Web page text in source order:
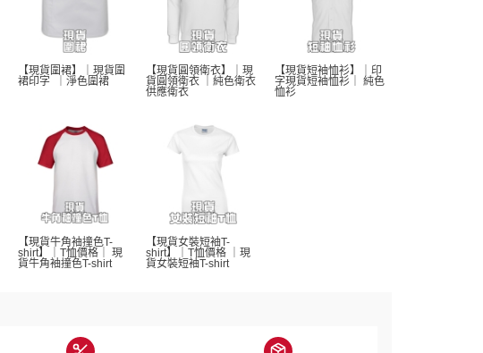
【現貨圍裙】｜現貨圍
裙印字  ｜淨色圍裙
【現貨圓領衛衣】｜現
貨圓領衛衣 ｜純色衛衣
供應衛衣
【現貨短袖恤衫】｜印
字現貨短袖恤衫｜ 純色
恤衫
【現貨牛角袖撞色T-
shirt】｜T恤價格｜ 現
貨牛角袖撞色T-shirt
【現貨女裝短袖T-
shirt】｜T恤價格 ｜現
貨女裝短袖T-shirt